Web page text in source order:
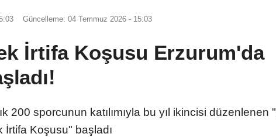
Güncelleme: 04 Temmuz 2026 - 15:03
İrtifa Koşusu Erzurum'da
sporcunun katılımıyla bu yıl ikincisi düzenlenen
İrtifa Koşusu" başladı